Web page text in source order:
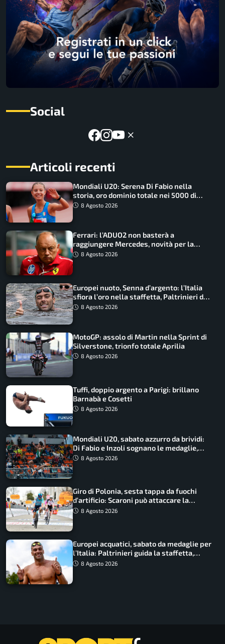
Social
Articoli recenti
Mondiali U20: Serena Di Fabio nella
storia, oro dominio totale nei 5000 di
marcia
8 Agosto 2026
Ferrari: l’ADUO2 non basterà a
raggiungere Mercedes, novità per la
Macarena
8 Agosto 2026
Europei nuoto, Senna d’argento: l’Italia
sfiora l’oro nella staffetta, Paltrinieri da
urlo, il bilancio azzurro
8 Agosto 2026
MotoGP: assolo di Martin nella Sprint di
Silverstone, trionfo totale Aprilia
8 Agosto 2026
Tuffi, doppio argento a Parigi: brillano
Barnabà e Cosetti
8 Agosto 2026
Mondiali U20, sabato azzurro da brividi:
Di Fabio e Inzoli sognano le medaglie,
Castellani e Succo in finale
8 Agosto 2026
Giro di Polonia, sesta tappa da fuochi
d’artificio: Scaroni può attaccare la
maglia di Lemmen
8 Agosto 2026
Europei acquatici, sabato da medaglie per
l’Italia: Paltrinieri guida la staffetta,
Barnabà sogna l’oro dalle grandi altezze
8 Agosto 2026